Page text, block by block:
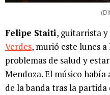
Felipe Staiti, guitarrista
Verdes, murió este lunes
problemas de salud y
Mendoza. El músico
de la banda tras la partida